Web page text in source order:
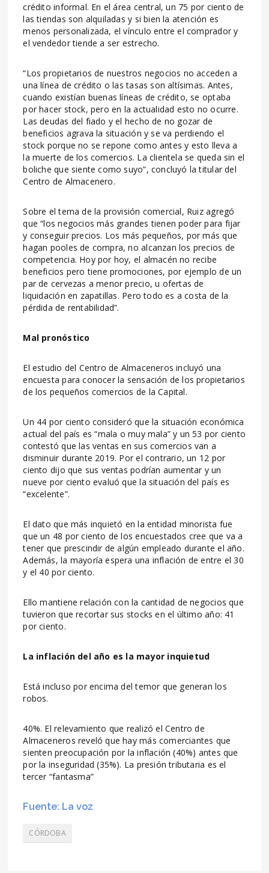
crédito informal. En el área central, un 75 por ciento de
las tiendas son alquiladas y si bien la atención es
menos personalizada, el vínculo entre el comprador y
el vendedor tiende a ser estrecho.
“Los propietarios de nuestros negocios no acceden a
una línea de crédito o las tasas son altísimas. Antes,
cuando existían buenas líneas de crédito, se optaba
por hacer stock, pero en la actualidad esto no ocurre.
Las deudas del fiado y el hecho de no gozar de
beneficios agrava la situación y se va perdiendo el
stock porque no se repone como antes y esto lleva a
la muerte de los comercios. La clientela se queda sin el
boliche que siente como suyo”, concluyó la titular del
Centro de Almacenero.
Sobre el tema de la provisión comercial, Ruiz agregó
que “los negocios más grandes tienen poder para fijar
y conseguir precios. Los más pequeños, por más que
hagan pooles de compra, no alcanzan los precios de
competencia. Hoy por hoy, el almacén no recibe
beneficios pero tiene promociones, por ejemplo de un
par de cervezas a menor precio, u ofertas de
liquidación en zapatillas. Pero todo es a costa de la
pérdida de rentabilidad”.
Mal pronóstico
El estudio del Centro de Almaceneros incluyó una
encuesta para conocer la sensación de los propietarios
de los pequeños comercios de la Capital.
Un 44 por ciento consideró que la situación económica
actual del país es “mala o muy mala” y un 53 por ciento
contestó que las ventas en sus comercios van a
disminuir durante 2019. Por el contrario, un 12 por
ciento dijo que sus ventas podrían aumentar y un
nueve por ciento evaluó que la situación del país es
“excelente”.
El dato que más inquietó en la entidad minorista fue
que un 48 por ciento de los encuestados cree que va a
tener que prescindir de algún empleado durante el año.
Además, la mayoría espera una inflación de entre el 30
y el 40 por ciento.
Ello mantiene relación con la cantidad de negocios que
tuvieron que recortar sus stocks en el último año: 41
por ciento.
La inflación del año es la mayor inquietud
Está incluso por encima del temor que generan los
robos.
40%. El relevamiento que realizó el Centro de
Almaceneros reveló que hay más comerciantes que
sienten preocupación por la inflación (40%) antes que
por la inseguridad (35%). La presión tributaria es el
tercer “fantasma”
Fuente: La voz
CÓRDOBA